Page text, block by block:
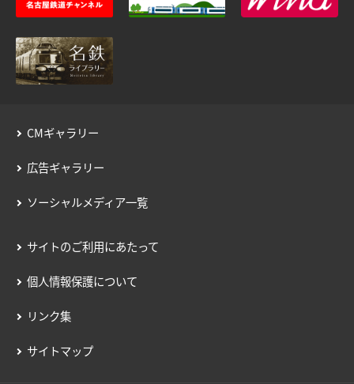
manacaのQ＆A
用語の説明
約款／manacaご利用ガイド
CMギャラリー
広告ギャラリー
ソーシャルメディア一覧
サイトのご利用にあたって
個人情報保護について
リンク集
サイトマップ